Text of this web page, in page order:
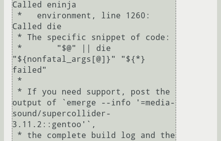
Called eninja
Called die
"${nonfatal_args[@]}" "${*}
failed"
output of `emerge --info '=media-
sound/supercollider-
3.11.2::gentoo'`,